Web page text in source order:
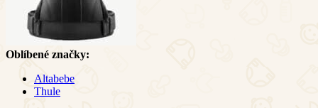
Oblíbené značky:
Altabebe
Thule